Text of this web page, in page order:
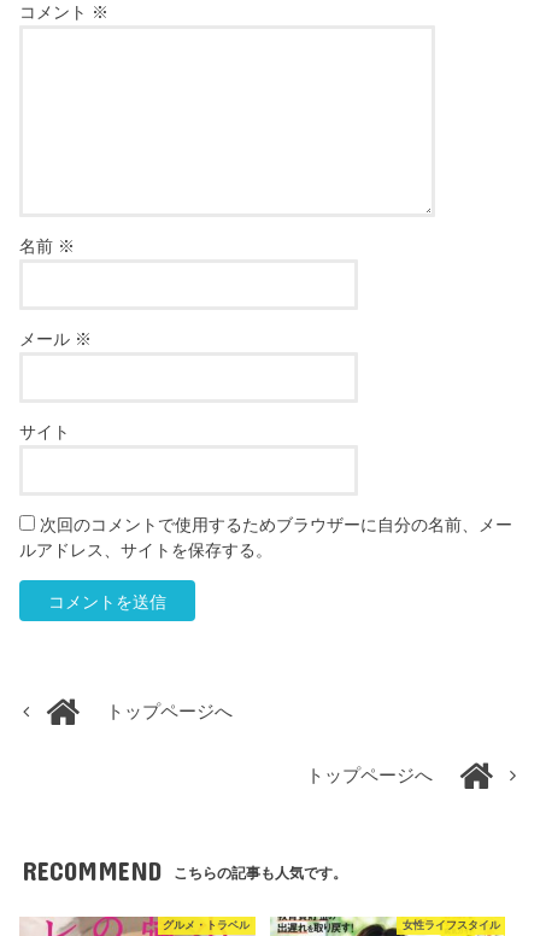
コメント ※
名前 ※
メール ※
サイト
次回のコメントで使用するためブラウザーに自分の名前、メー
ルアドレス、サイトを保存する。
トップページへ
トップページへ
RECOMMEND こちらの記事も人気です。
グルメ・トラベル 女性ライフスタイル